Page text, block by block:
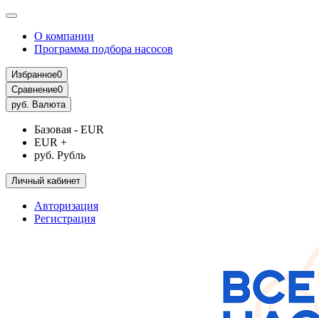
О компании
Программа подбора насосов
Избранное0
Сравнение0
руб. Валюта
Базовая - EUR
EUR +
руб. Рубль
Личный кабинет
Авторизация
Регистрация